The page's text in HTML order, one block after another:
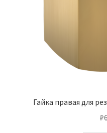
Гайка правая для
₽